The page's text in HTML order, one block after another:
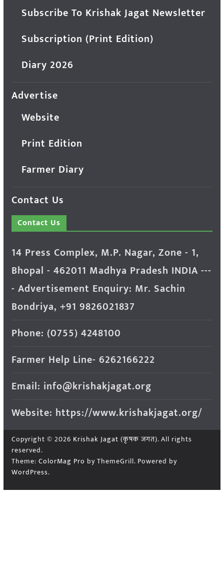
Subscribe To Krishak Jagat Newsletter
Subscription (Print Edition)
Diary 2026
Advertise
Website
Print Edition
Farmer Diary
Contact Us
Contact Us
14 Press Complex, M.P. Nagar, Zone - 1,
Bhopal - 462011 Madhya Pradesh INDIA ---
- Advertisement Enquiry: Mr. Sachin
Bondriya, +91 9826021837
Phone: (0755) 4248100
Farmer Help Line- 6262166222
Email: info@krishakjagat.org
Website: https://www.krishakjagat.org/
Copyright © 2026 Krishak Jagat (कृषक जगत). All rights
reserved.
Theme: ColorMag Pro by ThemeGrill. Powered by
WordPress.